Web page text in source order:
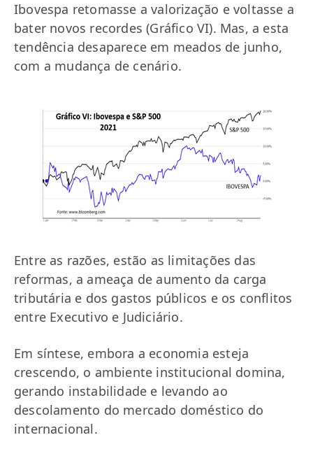
Ibovespa retomasse a valorização e voltasse a
bater novos recordes (Gráfico VI). Mas, a esta
tendência desaparece em meados de junho,
com a mudança de cenário.
Entre as razões, estão as limitações das
reformas, a ameaça de aumento da carga
tributária e dos gastos públicos e os conflitos
entre Executivo e Judiciário.
Em síntese, embora a economia esteja
crescendo, o ambiente institucional domina,
gerando instabilidade e levando ao
descolamento do mercado doméstico do
internacional.